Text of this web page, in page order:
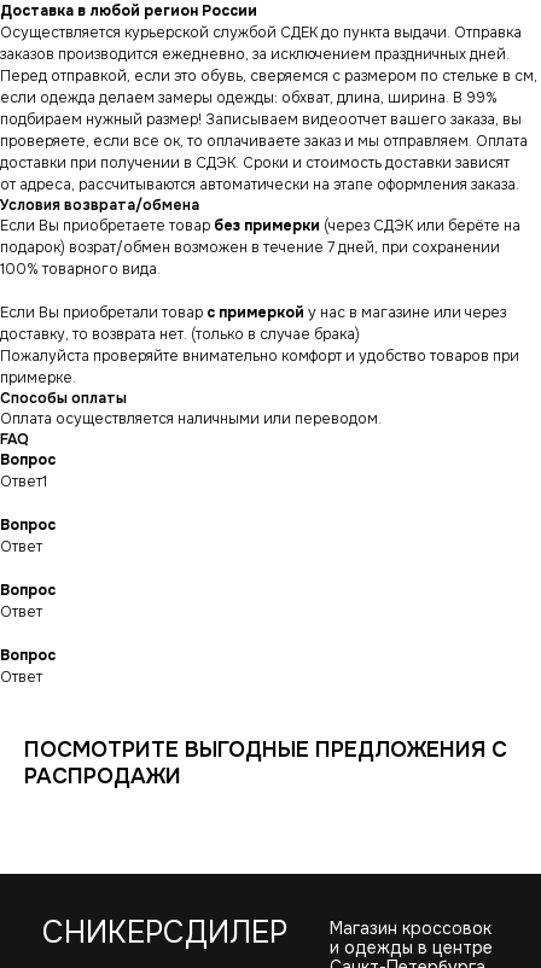
Доставка в любой регион России
Осуществляется курьерской службой СДЕК до пункта выдачи. Отправка
заказов производится ежедневно, за исключением праздничных дней.
Перед отправкой, если это обувь, сверяемся с размером по стельке в см,
если одежда делаем замеры одежды: обхват, длина, ширина. В 99%
подбираем нужный размер! Записываем видеоотчет вашего заказа, вы
проверяете, если все ок, то оплачиваете заказ и мы отправляем. Оплата
доставки при получении в СДЭК. Сроки и стоимость доставки зависят
от адреса, рассчитываются автоматически на этапе оформления заказа.
Условия возврата/обмена
Если Вы приобретаете товар без примерки (через СДЭК или берёте на
подарок) возрат/обмен возможен в течение 7 дней, при сохранении
100% товарного вида.
Если Вы приобретали товар с примеркой у нас в магазине или через
доставку, то возврата нет. (только в случае брака)
Пожалуйста проверяйте внимательно комфорт и удобство товаров при
примерке.
Способы оплаты
Оплата осуществляется наличными или переводом.
FAQ
Вопрос
Ответ1
Вопрос
Ответ
Вопрос
Ответ
Вопрос
Ответ
ПОСМОТРИТЕ ВЫГОДНЫЕ ПРЕДЛОЖЕНИЯ С
РАСПРОДАЖИ
СНИКЕРСДИЛЕР
Магазин кроссовок
и одежды в центре
Санкт-Петербурга
©СНИКЕРСДИЛЕР 2024-26.
Все права защищены
Написать менеджеру
конфиденциальности
КАТАЛОГ
Обувь
Сумки и аксессуары